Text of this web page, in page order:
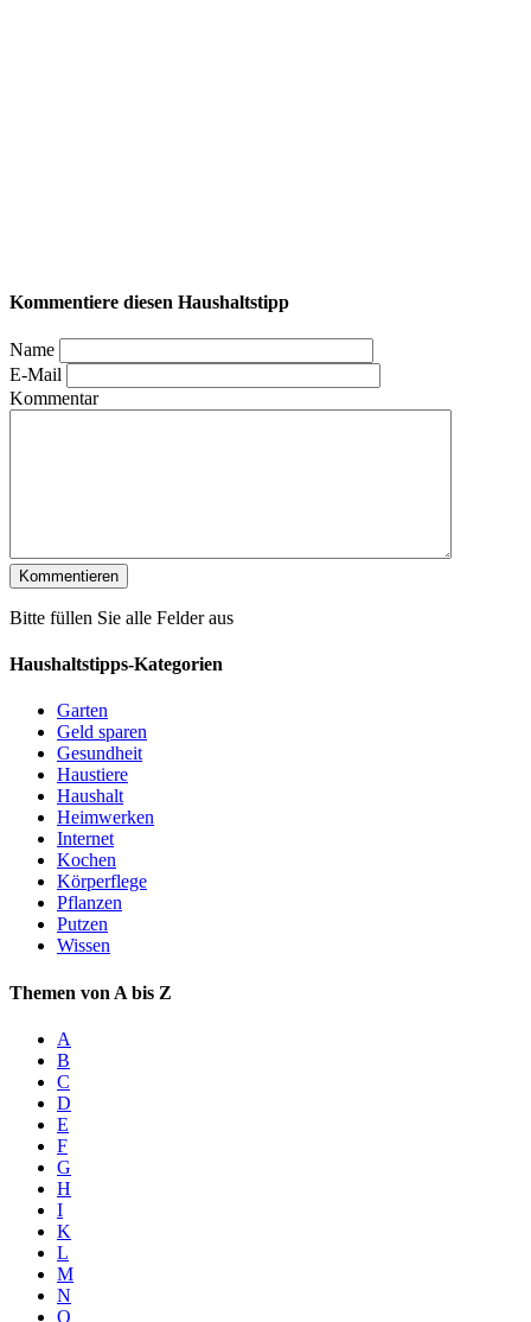
Kommentiere diesen Haushaltstipp
Name
E-Mail
Kommentar
Bitte füllen Sie alle Felder aus
Haushaltstipps-Kategorien
Garten
Geld sparen
Gesundheit
Haustiere
Haushalt
Heimwerken
Internet
Kochen
Körperflege
Pflanzen
Putzen
Wissen
Themen von A bis Z
A
B
C
D
E
F
G
H
I
K
L
M
N
O